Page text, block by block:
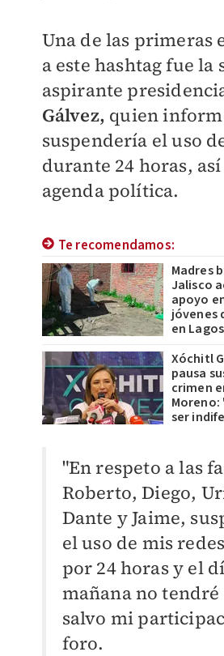
Una de las primeras
a este hashtag fue la
aspirante
Gálvez, quien
suspendería el uso
durante 24 horas,
agenda política.
Te recomendamos:
Madres
Jalisco
apoyo
jóvenes
en
Xóchitl
pausa
crimen
ser
"En respeto a las
Roberto, Diego,
Dante y Jaime,
el uso de mis
por 24 horas y el
mañana no tendré
salvo mi
foro.